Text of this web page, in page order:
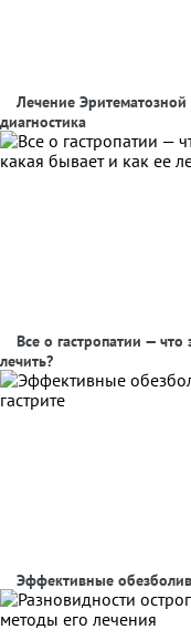
Лечение Эритематозной
диагностика
Все о гастропатии — что
лечить?
Эффективные